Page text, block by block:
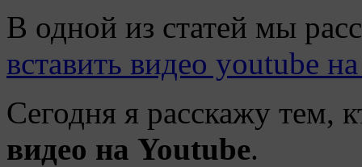
В одной из статей мы
вставить видео youtube на
Сегодня я расскажу тем,
видео на Youtube.